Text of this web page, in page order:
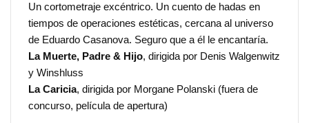
Un cortometraje excéntrico. Un cuento de hadas en
tiempos de operaciones estéticas, cercana al universo
de Eduardo Casanova. Seguro que a él le encantaría.
La Muerte, Padre & Hijo, dirigida por Denis Walgenwitz
y Winshluss
La Caricia, dirigida por Morgane Polanski (fuera de
concurso, película de apertura)